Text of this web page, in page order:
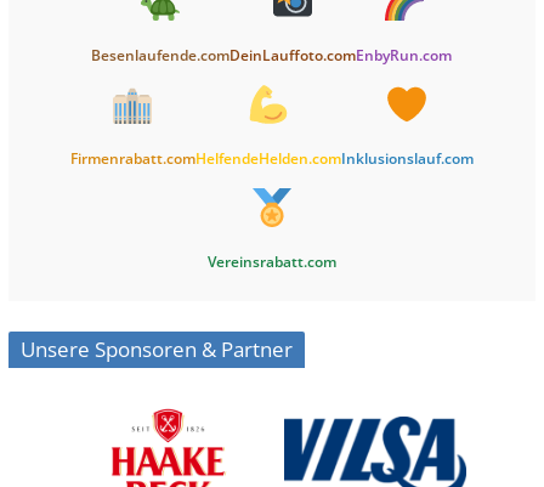
Besenlaufende.comDeinLauffoto.comEnbyRun.com
Firmenrabatt.comHelfendeHelden.comInklusionslauf.com
Vereinsrabatt.com
Unsere Sponsoren & Partner